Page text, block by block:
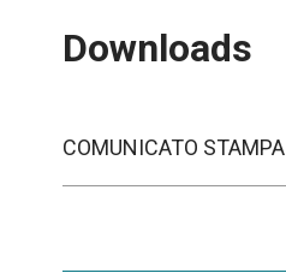
Downloads
COMUNICATO STAMPA